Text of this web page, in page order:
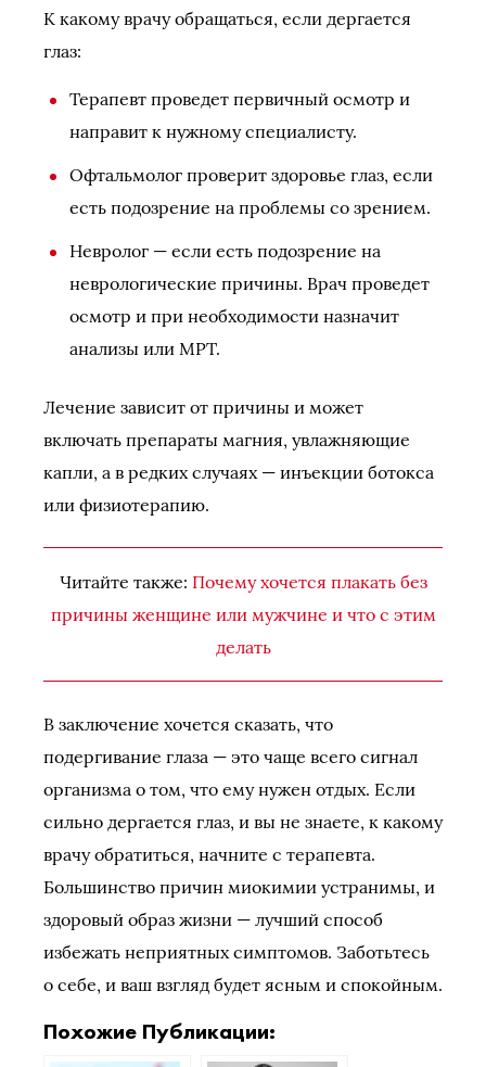
К какому врачу обращаться, если дергается
глаз:
Терапевт проведет первичный осмотр и
направит к нужному специалисту.
Офтальмолог проверит здоровье глаз, если
есть подозрение на проблемы со зрением.
Невролог — если есть подозрение на
неврологические причины. Врач проведет
осмотр и при необходимости назначит
анализы или МРТ.
Лечение зависит от причины и может
включать препараты магния, увлажняющие
капли, а в редких случаях — инъекции ботокса
или физиотерапию.
Читайте также: Почему хочется плакать без
причины женщине или мужчине и что с этим
делать
В заключение хочется сказать, что
подергивание глаза — это чаще всего сигнал
организма о том, что ему нужен отдых. Если
сильно дергается глаз, и вы не знаете, к какому
врачу обратиться, начните с терапевта.
Большинство причин миокимии устранимы, и
здоровый образ жизни — лучший способ
избежать неприятных симптомов. Заботьтесь
о себе, и ваш взгляд будет ясным и спокойным.
Похожие Публикации: